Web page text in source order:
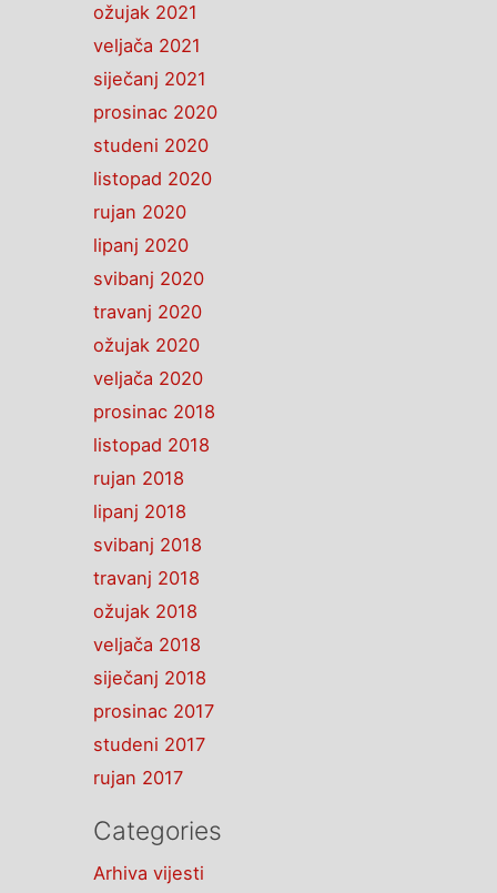
ožujak 2021
veljača 2021
siječanj 2021
prosinac 2020
studeni 2020
listopad 2020
rujan 2020
lipanj 2020
svibanj 2020
travanj 2020
ožujak 2020
veljača 2020
prosinac 2018
listopad 2018
rujan 2018
lipanj 2018
svibanj 2018
travanj 2018
ožujak 2018
veljača 2018
siječanj 2018
prosinac 2017
studeni 2017
rujan 2017
Categories
Arhiva vijesti